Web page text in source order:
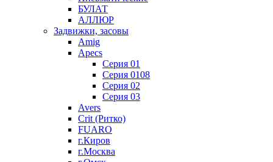
БУЛАТ
АЛЛЮР
Задвижки, засовы
Amig
Apecs
Серия 01
Серия 0108
Серия 02
Серия 03
Avers
Crit (Ритко)
FUARO
г.Киров
г.Москва